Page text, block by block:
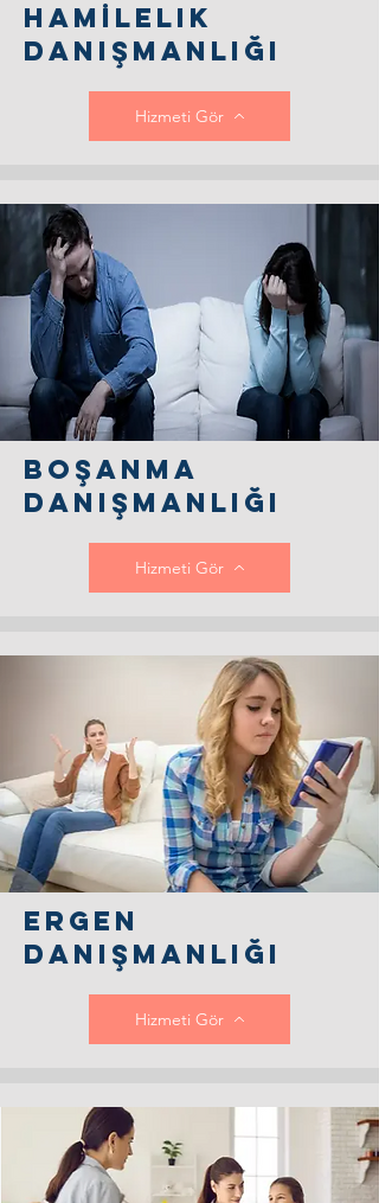
HamİleLik
DAnışmanlığı
Hizmeti Gör
Boşanma
danışmanlığı
Hizmeti Gör
ergen
danışmanlığı
Hizmeti Gör